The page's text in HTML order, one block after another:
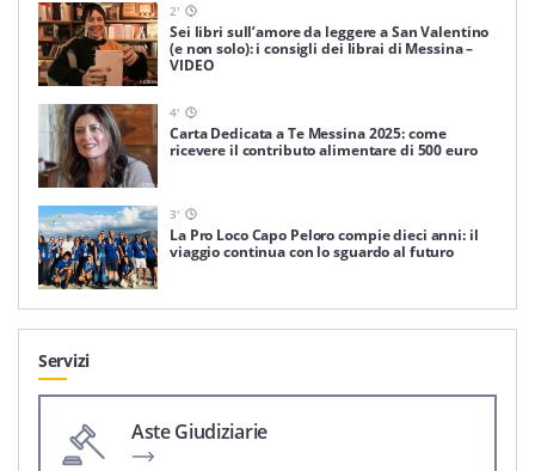
2'
Sei libri sull’amore da leggere a San Valentino
(e non solo): i consigli dei librai di Messina –
VIDEO
4'
Carta Dedicata a Te Messina 2025: come
ricevere il contributo alimentare di 500 euro
3'
La Pro Loco Capo Peloro compie dieci anni: il
viaggio continua con lo sguardo al futuro
Servizi
Aste Giudiziarie